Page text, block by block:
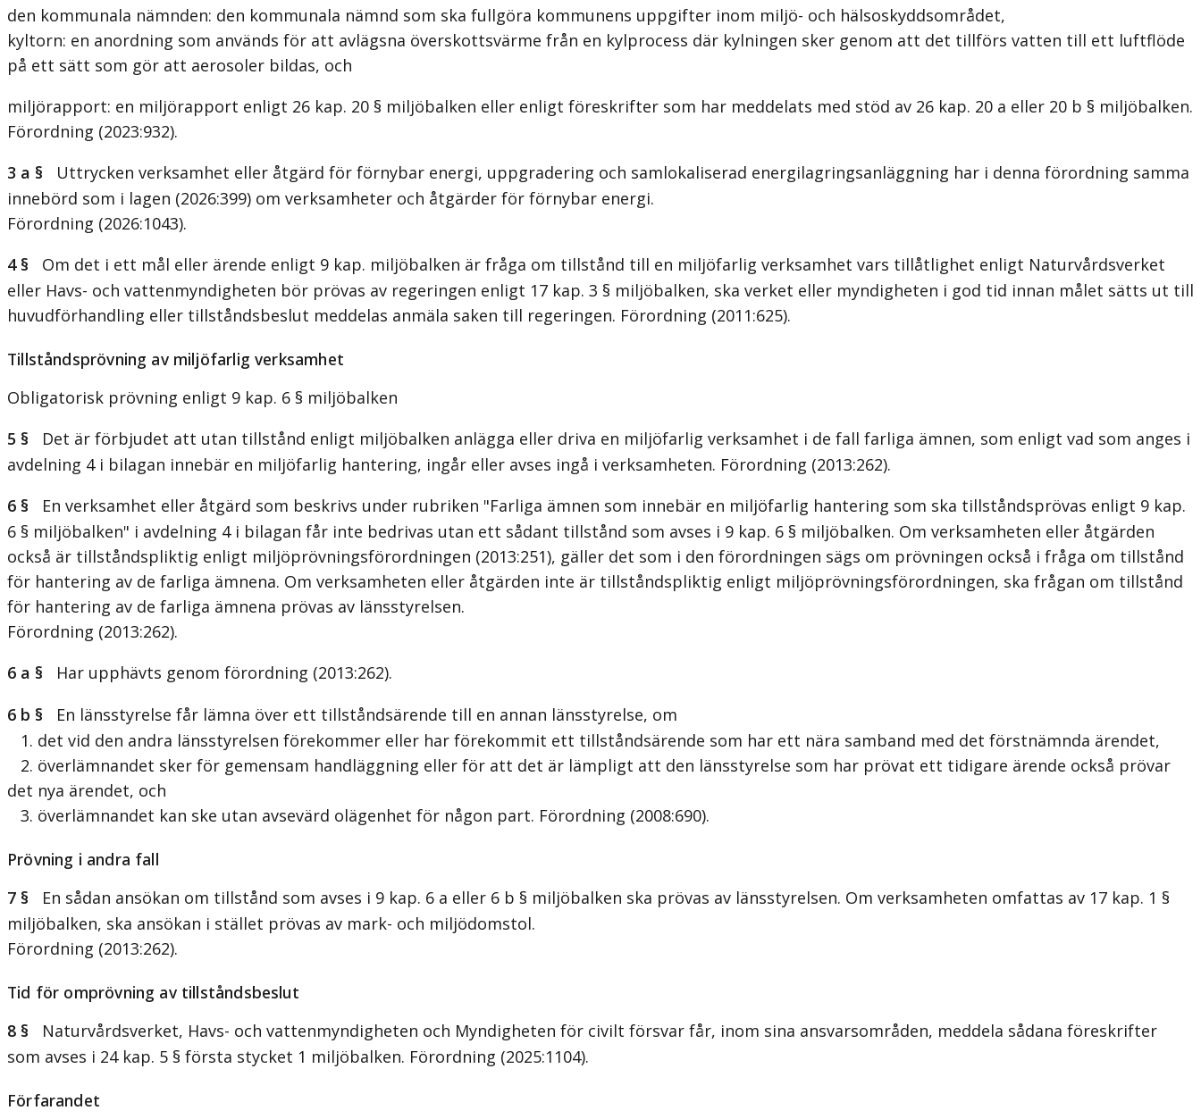
den kommunala nämnden: den kommunala nämnd som ska fullgöra kommunens uppgifter inom miljö- och hälsoskyddsområdet,
kyltorn: en anordning som används för att avlägsna överskottsvärme från en kylprocess där kylningen sker genom att det tillförs vatten till ett luftflöde
på ett sätt som gör att aerosoler bildas, och
miljörapport: en miljörapport enligt 26 kap. 20 § miljöbalken eller enligt föreskrifter som har meddelats med stöd av 26 kap. 20 a eller 20 b § miljöbalken.
Förordning (2023:932).
3 a § Uttrycken verksamhet eller åtgärd för förnybar energi, uppgradering och samlokaliserad energilagringsanläggning har i denna förordning samma
innebörd som i lagen (2026:399) om verksamheter och åtgärder för förnybar energi.
Förordning (2026:1043).
4 § Om det i ett mål eller ärende enligt 9 kap. miljöbalken är fråga om tillstånd till en miljöfarlig verksamhet vars tillåtlighet enligt Naturvårdsverket
eller Havs- och vattenmyndigheten bör prövas av regeringen enligt 17 kap. 3 § miljöbalken, ska verket eller myndigheten i god tid innan målet sätts ut till
huvudförhandling eller tillståndsbeslut meddelas anmäla saken till regeringen. Förordning (2011:625).
Tillståndsprövning av miljöfarlig verksamhet
Obligatorisk prövning enligt 9 kap. 6 § miljöbalken
5 § Det är förbjudet att utan tillstånd enligt miljöbalken anlägga eller driva en miljöfarlig verksamhet i de fall farliga ämnen, som enligt vad som anges i
avdelning 4 i bilagan innebär en miljöfarlig hantering, ingår eller avses ingå i verksamheten. Förordning (2013:262).
6 § En verksamhet eller åtgärd som beskrivs under rubriken "Farliga ämnen som innebär en miljöfarlig hantering som ska tillståndsprövas enligt 9 kap.
6 § miljöbalken" i avdelning 4 i bilagan får inte bedrivas utan ett sådant tillstånd som avses i 9 kap. 6 § miljöbalken. Om verksamheten eller åtgärden
också är tillståndspliktig enligt miljöprövningsförordningen (2013:251), gäller det som i den förordningen sägs om prövningen också i fråga om tillstånd
för hantering av de farliga ämnena. Om verksamheten eller åtgärden inte är tillståndspliktig enligt miljöprövningsförordningen, ska frågan om tillstånd
för hantering av de farliga ämnena prövas av länsstyrelsen.
Förordning (2013:262).
6 a § Har upphävts genom förordning (2013:262).
6 b § En länsstyrelse får lämna över ett tillståndsärende till en annan länsstyrelse, om
1. det vid den andra länsstyrelsen förekommer eller har förekommit ett tillståndsärende som har ett nära samband med det förstnämnda ärendet,
2. överlämnandet sker för gemensam handläggning eller för att det är lämpligt att den länsstyrelse som har prövat ett tidigare ärende också prövar
det nya ärendet, och
3. överlämnandet kan ske utan avsevärd olägenhet för någon part. Förordning (2008:690).
Prövning i andra fall
7 § En sådan ansökan om tillstånd som avses i 9 kap. 6 a eller 6 b § miljöbalken ska prövas av länsstyrelsen. Om verksamheten omfattas av 17 kap. 1 §
miljöbalken, ska ansökan i stället prövas av mark- och miljödomstol.
Förordning (2013:262).
Tid för omprövning av tillståndsbeslut
8 § Naturvårdsverket, Havs- och vattenmyndigheten och Myndigheten för civilt försvar får, inom sina ansvarsområden, meddela sådana föreskrifter
som avses i 24 kap. 5 § första stycket 1 miljöbalken. Förordning (2025:1104).
Förfarandet